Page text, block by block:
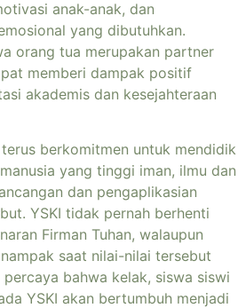
anak-anak, dan
yang dibutuhkan.
orang tua merupakan partner
memberi dampak positif
akademis dan kesejahteraan
berkomitmen untuk mendidik
yang tinggi iman, ilmu dan
dan pengaplikasian
YSKI tidak pernah berhenti
Firman Tuhan, walaupun
saat nilai-nilai tersebut
percaya bahwa kelak, siswa siswi
YSKI akan bertumbuh menjadi